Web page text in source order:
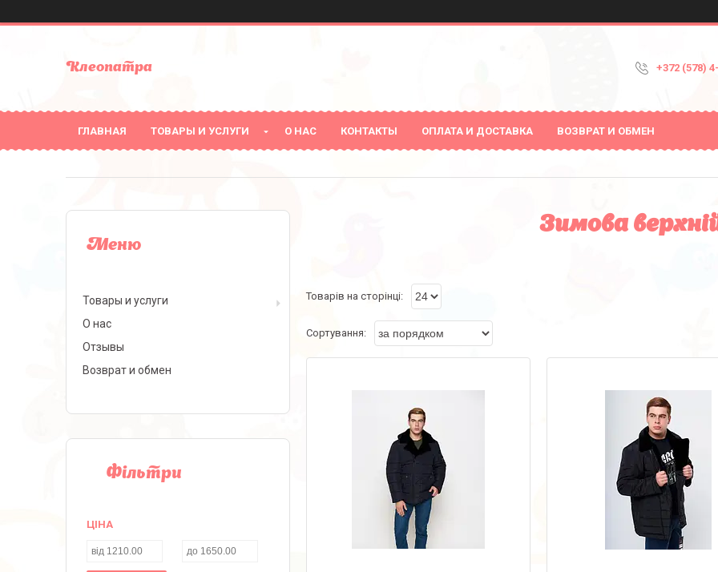
Клеопатра +372 (578)
ГЛАВНАЯ ТОВАРЫ И УСЛУГИ О НАС КОНТАКТЫ ОПЛАТА И ДОСТАВКА ВОЗВРАТ И ОБМЕН
Зимова
Товары и услуги
О нас
Отзывы
Возврат и обмен
Фільтри
ЦІНА